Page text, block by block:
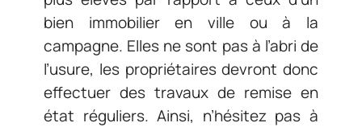
bien immobilier en ville ou à la
campagne. Elles ne sont pas à l’abri de
l’usure, les propriétaires devront donc
effectuer des travaux de remise en
état réguliers. Ainsi, n’hésitez pas à